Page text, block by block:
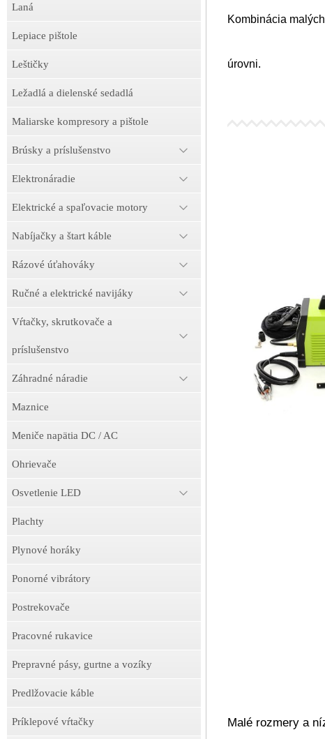
Laná
Lepiace pištole
Leštičky
Ležadlá a dielenské sedadlá
Maliarske kompresory a pištole
Brúsky a príslušenstvo
Elektronáradie
Elektrické a spaľovacie motory
Nabíjačky a štart káble
Rázové úťahováky
Ručné a elektrické navijáky
Vŕtačky, skrutkovače a
príslušenstvo
Záhradné náradie
Maznice
Meniče napätia DC / AC
Ohrievače
Osvetlenie LED
Plachty
Plynové horáky
Ponorné vibrátory
Postrekovače
Pracovné rukavice
Prepravné pásy, gurtne a vozíky
Predlžovacie káble
Príklepové vŕtačky
Kombinácia
úrovni.
Malé rozmery a